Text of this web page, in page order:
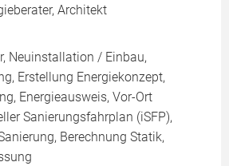
Architekt
Neuinstallation / Einbau,
Erstellung Energiekonzept,
Energieausweis, Vor-Ort
Sanierungsfahrplan (iSFP),
Berechnung Statik,